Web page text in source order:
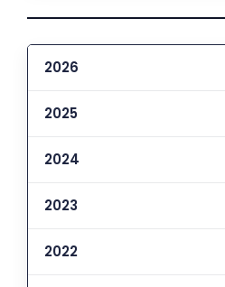
2026
2025
2024
2023
2022